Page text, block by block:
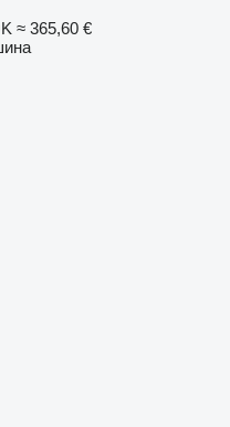
≈ 365,60 €